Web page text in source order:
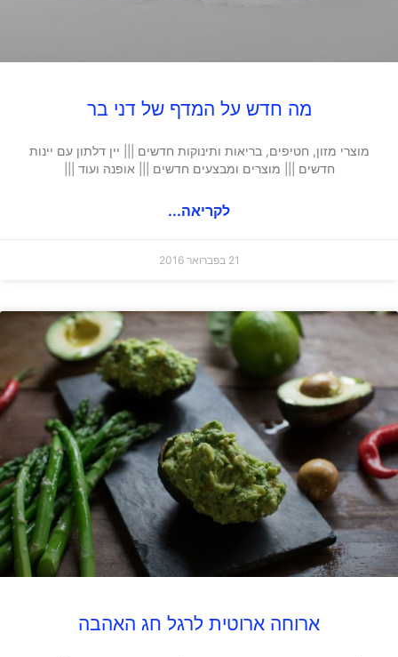
מה חדש על המדף של דני בר
מוצרי מזון, חטיפים, בריאות ותינוקות חדשים ||| יין דלתון עם יינות
חדשים ||| מוצרים ומבצעים חדשים ||| אופנה ועוד |||
לקריאה...
21 בפברואר 2016
ארוחה ארוטית לרגל חג האהבה